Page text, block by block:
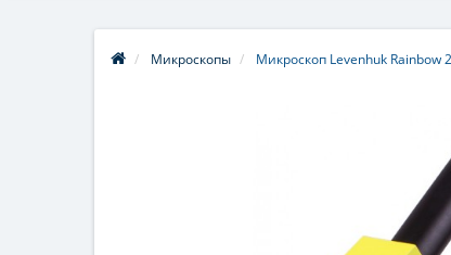
Микроскопы Микроскоп Levenhuk Rainbow